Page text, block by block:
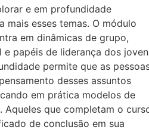
e em profundidade
mais esses temas. O módulo
em dinâmicas de grupo,
e papéis de liderança dos
permite que as
desses assuntos
em prática modelos de
Aqueles que completam o
de conclusão em sua